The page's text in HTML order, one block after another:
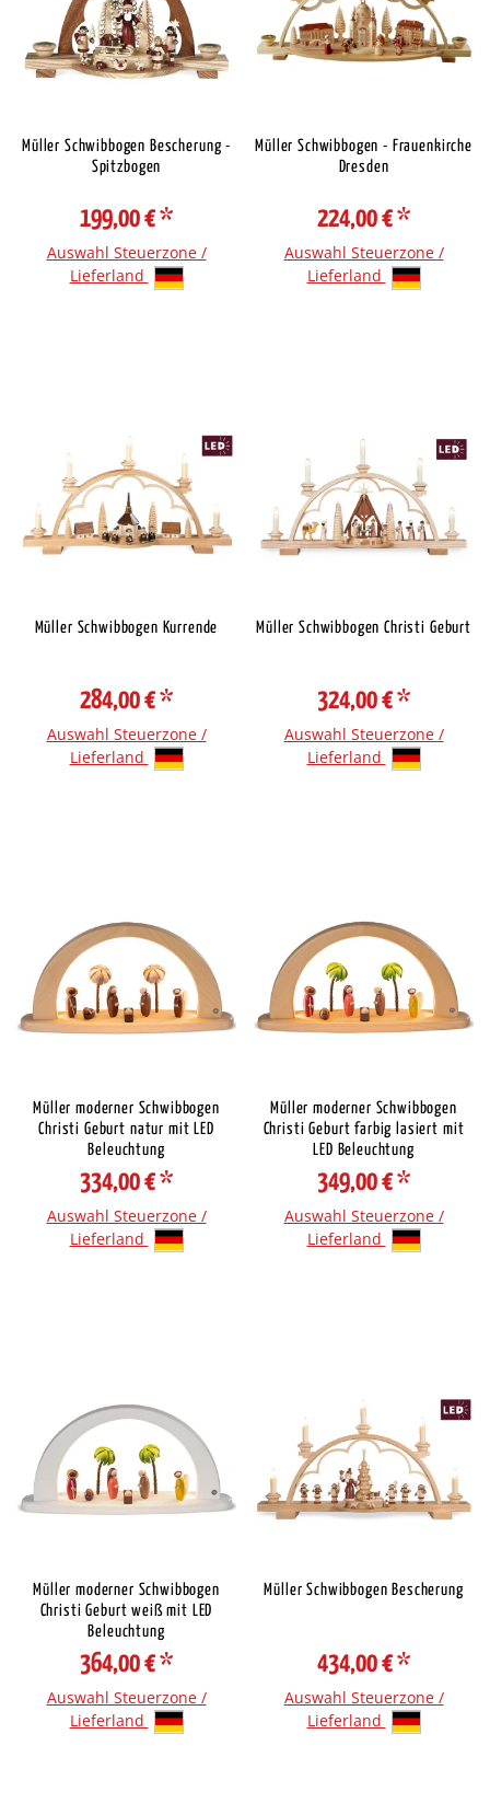
Müller Schwibbogen Bescherung -
Spitzbogen
199,00 €*
Auswahl Steuerzone /
Lieferland
Müller Schwibbogen - Frauenkirche
Dresden
224,00 €*
Auswahl Steuerzone /
Lieferland
Müller Schwibbogen Kurrende
284,00 €*
Auswahl Steuerzone /
Lieferland
Müller Schwibbogen Christi Geburt
324,00 €*
Auswahl Steuerzone /
Lieferland
Müller moderner Schwibbogen
Christi Geburt natur mit LED
Beleuchtung
334,00 €*
Auswahl Steuerzone /
Lieferland
Müller moderner Schwibbogen
Christi Geburt farbig lasiert mit
LED Beleuchtung
349,00 €*
Auswahl Steuerzone /
Lieferland
Müller moderner Schwibbogen
Christi Geburt weiß mit LED
Beleuchtung
364,00 €*
Auswahl Steuerzone /
Lieferland
Müller Schwibbogen Bescherung
434,00 €*
Auswahl Steuerzone /
Lieferland